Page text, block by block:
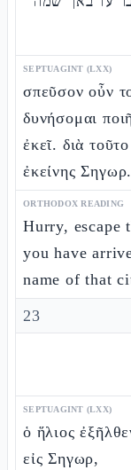
SEPTUAGINT (LXX)
σπεῦσον οὖν
δυνήσομαι
ἐκεῖ. διὰ
ἐκείνης Σηγωρ.
ORTHODOX READING
Hurry, escape
you have
name of that
23
SEPTUAGINT (LXX)
ὁ ἥλιος
εἰς Σηγωρ,